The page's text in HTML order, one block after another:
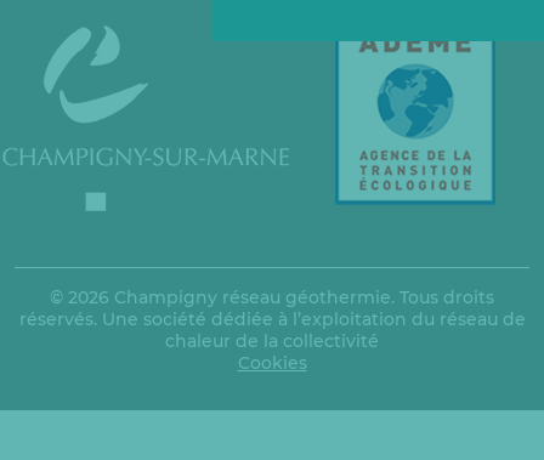
© 2026 Champigny réseau géothermie. Tous droits
réservés. Une société dédiée à l’exploitation du réseau de
chaleur de la collectivité
Cookies